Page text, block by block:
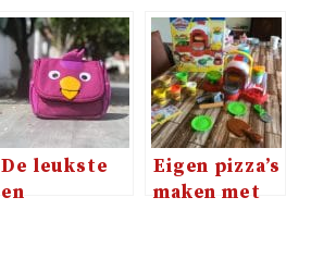
De leukste
en
Eigen pizza’s
maken met